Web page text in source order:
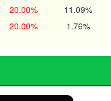
20.00% 11.09%
20.00% 1.76%